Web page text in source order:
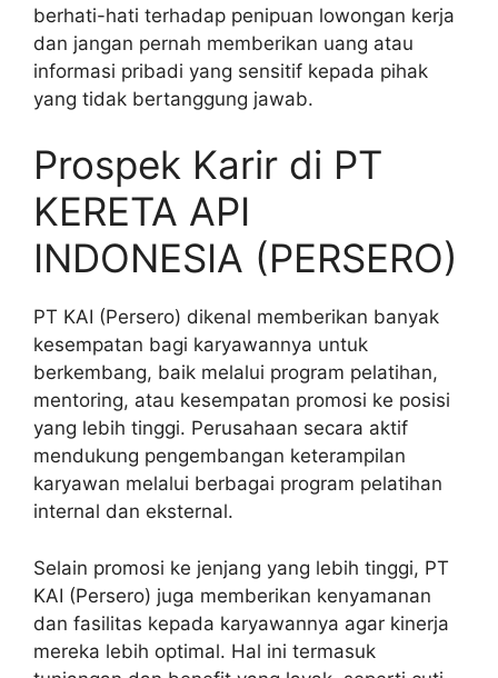
berhati-hati terhadap penipuan lowongan kerja
dan jangan pernah memberikan uang atau
informasi pribadi yang sensitif kepada pihak
yang tidak bertanggung jawab.
Prospek Karir di PT
KERETA API
INDONESIA (PERSERO)
PT KAI (Persero) dikenal memberikan banyak
kesempatan bagi karyawannya untuk
berkembang, baik melalui program pelatihan,
mentoring, atau kesempatan promosi ke posisi
yang lebih tinggi. Perusahaan secara aktif
mendukung pengembangan keterampilan
karyawan melalui berbagai program pelatihan
internal dan eksternal.
Selain promosi ke jenjang yang lebih tinggi, PT
KAI (Persero) juga memberikan kenyamanan
dan fasilitas kepada karyawannya agar kinerja
mereka lebih optimal. Hal ini termasuk